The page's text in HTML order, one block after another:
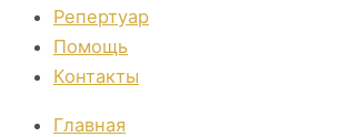
Репертуар
Помощь
Контакты
Главная